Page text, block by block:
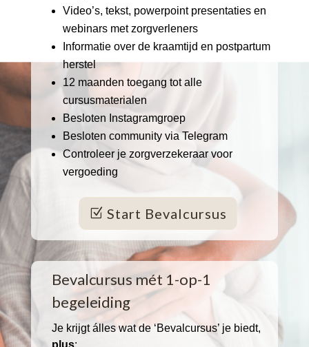
⁠Video’s, tekst, powerpoint presentaties en
webinars met zorgverleners
⁠Informatie over de kraamtijd en postpartum
herstel
⁠12 maanden toegang tot alle
cursusmaterialen
⁠Besloten Instagramgroep
⁠Besloten community via Telegram
⁠Controleer je zorgverzekeraar voor
vergoeding
Start Bevalcursus
Bevalcursus mét 1-op-1
begeleiding
Je krijgt álles wat de ‘Bevalcursus’ je biedt,
plus: